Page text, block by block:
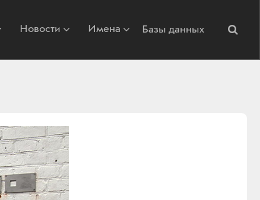
Новости Имена Базы данных